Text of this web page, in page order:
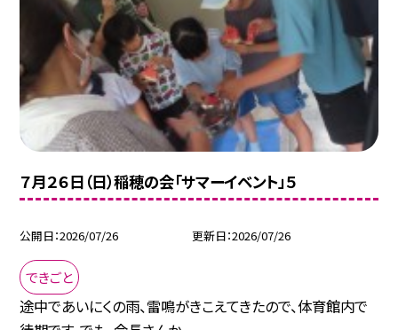
７月２６日（日）稲穂の会「サマーイベント」５
公開日 2026/07/26 更新日 2026/07/26
できごと
途中であいにくの雨、雷鳴がきこえてきたので、体育館内で